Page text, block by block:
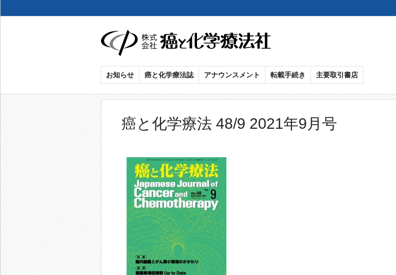
テ
に
癌
と
お知らせ 癌と化学療法誌 アナウンスメント 転載手続き 主要取引書店
癌と化学療法 48/9 2021年9月号